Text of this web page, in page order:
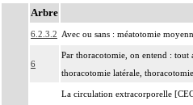
Arbre
6.2.3.2 Avec ou sans : méatotomie
6
Par thoracotomie, on entend : tout
thoracotomie latérale,
La circulation extracorporelle